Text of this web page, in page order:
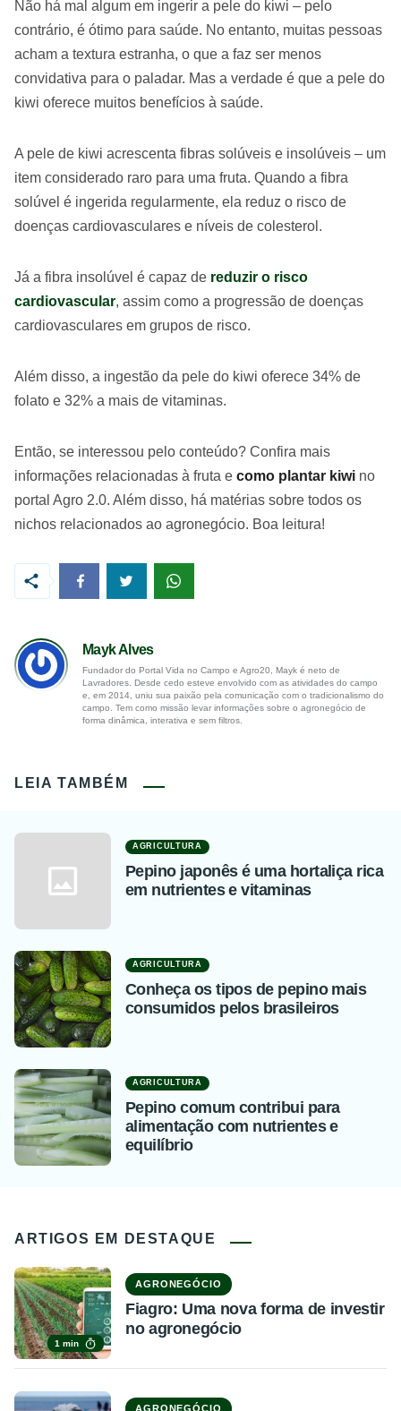
Não há mal algum em ingerir a pele do kiwi – pelo
contrário, é ótimo para saúde. No entanto, muitas pessoas
acham a textura estranha, o que a faz ser menos
convidativa para o paladar. Mas a verdade é que a pele do
kiwi oferece muitos benefícios à saúde.
A pele de kiwi acrescenta fibras solúveis e insolúveis – um
item considerado raro para uma fruta. Quando a fibra
solúvel é ingerida regularmente, ela reduz o risco de
doenças cardiovasculares e níveis de colesterol.
Já a fibra insolúvel é capaz de reduzir o risco
cardiovascular, assim como a progressão de doenças
cardiovasculares em grupos de risco.
Além disso, a ingestão da pele do kiwi oferece 34% de
folato e 32% a mais de vitaminas.
Então, se interessou pelo conteúdo? Confira mais
informações relacionadas à fruta e como plantar kiwi no
portal Agro 2.0. Além disso, há matérias sobre todos os
nichos relacionados ao agronegócio. Boa leitura!
Mayk Alves
Fundador do Portal Vida no Campo e Agro20, Mayk é neto de
Lavradores. Desde cedo esteve envolvido com as atividades do campo
e, em 2014, uniu sua paixão pela comunicação com o tradicionalismo do
campo. Tem como missão levar informações sobre o agronegócio de
forma dinâmica, interativa e sem filtros.
LEIA TAMBÉM
AGRICULTURA
Pepino japonês é uma hortaliça rica
em nutrientes e vitaminas
AGRICULTURA
Conheça os tipos de pepino mais
consumidos pelos brasileiros
AGRICULTURA
Pepino comum contribui para
alimentação com nutrientes e
equilíbrio
ARTIGOS EM DESTAQUE
1 min
AGRONEGÓCIO
Fiagro: Uma nova forma de investir
no agronegócio
AGRONEGÓCIO